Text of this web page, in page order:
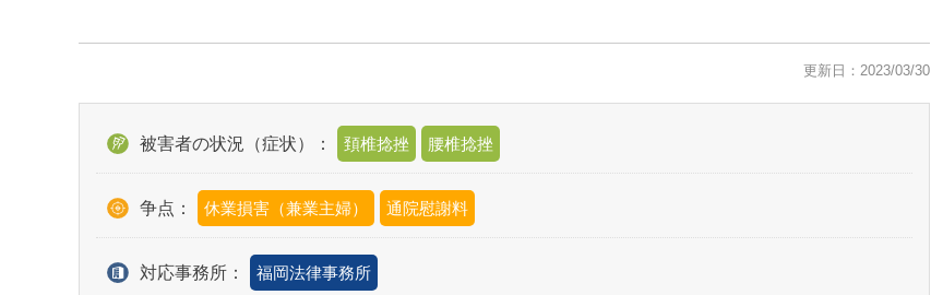
更新日：2023/03/30
被害者の状況（症状）： 頚椎捻挫 腰椎捻挫
争点： 休業損害（兼業主婦） 通院慰謝料
対応事務所： 福岡法律事務所